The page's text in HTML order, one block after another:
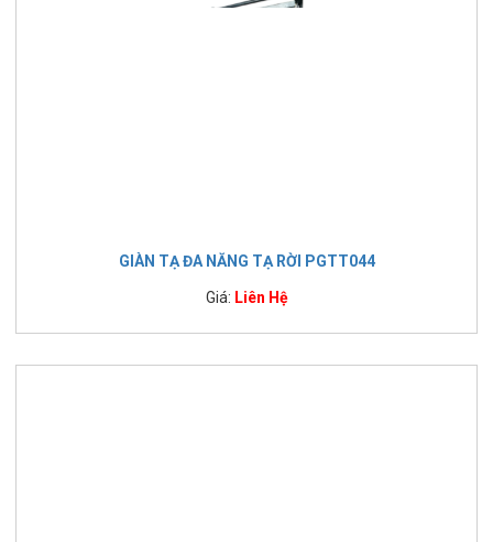
GIÀN TẠ ĐA NĂNG TẠ RỜI PGTT044
Giá: Liên Hệ